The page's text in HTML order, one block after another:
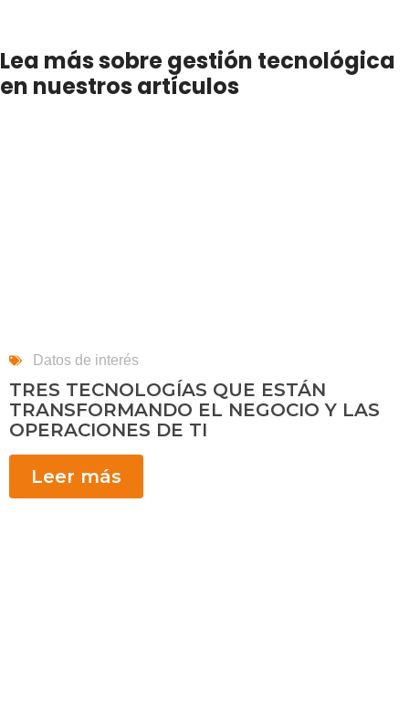
Lea más sobre gestión tecnológica
en nuestros artículos
Datos de interés
TRES TECNOLOGÍAS QUE ESTÁN
TRANSFORMANDO EL NEGOCIO Y LAS
OPERACIONES DE TI
Leer más